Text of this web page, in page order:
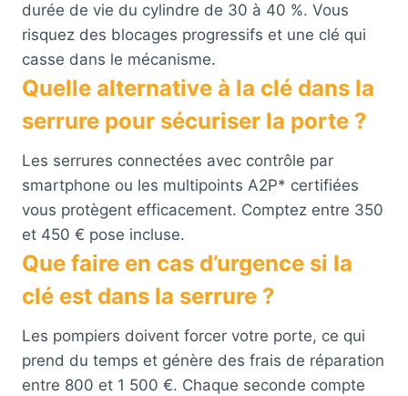
durée de vie du cylindre de 30 à 40 %. Vous
risquez des blocages progressifs et une clé qui
casse dans le mécanisme.
Quelle alternative à la clé dans la
serrure pour sécuriser la porte ?
Les serrures connectées avec contrôle par
smartphone ou les multipoints A2P* certifiées
vous protègent efficacement. Comptez entre 350
et 450 € pose incluse.
Que faire en cas d’urgence si la
clé est dans la serrure ?
Les pompiers doivent forcer votre porte, ce qui
prend du temps et génère des frais de réparation
entre 800 et 1 500 €. Chaque seconde compte